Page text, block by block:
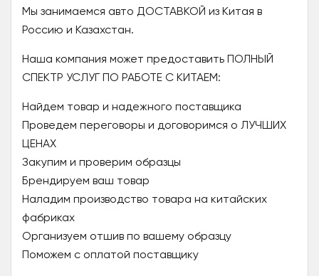
Мы занимаемся авто ДОСТАВКОЙ из Китая в
Россию и Казахстан.
Наша компания может предоставить ПОЛНЫЙ
СПЕКТР УСЛУГ ПО РАБОТЕ С КИТАЕМ:
Найдем товар и надежного поставщика
Проведем переговоры и договоримся о ЛУЧШИХ
ЦЕНАХ
Закупим и проверим образцы
Брендируем ваш товар
Наладим производство товара на китайских
фабриках
Организуем отшив по вашему образцу
Поможем с оплатой поставщику